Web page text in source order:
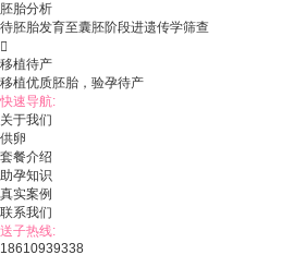
胚胎分析
待胚胎发育至囊胚阶段进遗传学筛查

移植待产
移植优质胚胎，验孕待产
快速导航:
关于我们
供卵
套餐介绍
助孕知识
真实案例
联系我们
送子热线:
18610939338